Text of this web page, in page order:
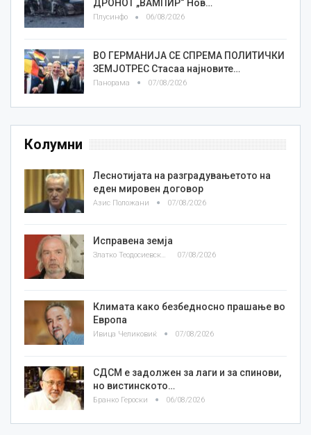
ДРОНОТ „ВАМПИР“ Нов…
Плусинфо 06/08/2026
ВО ГЕРМАНИЈА СЕ СПРЕМА ПОЛИТИЧКИ
ЗЕМЈОТРЕС Стасаа најновите…
Панорама 07/08/2026
Колумни
Леснотијата на разградувањетото на
еден мировен договор
Азис Положани 07/08/2026
Исправена земја
Златко Теодосиевски 07/08/2026
Климата како безбедносно прашање во
Европа
Ивица Челиковиќ 07/08/2026
СДСМ е задолжен за лаги и за спинови,
но вистинското…
Бранко Героски 06/08/2026